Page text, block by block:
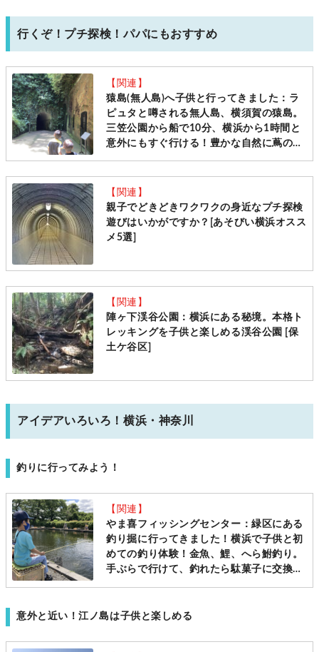
行くぞ！プチ探検！パパにもおすすめ
【関連】
猿島(無人島)へ子供と行ってきました：ラ
ピュタと噂される無人島、横須賀の猿島。
三笠公園から船で10分、横浜から1時間と
意外にもすぐ行ける！豊かな自然に蔦のか
【関連】
親子でどきどきワクワクの身近なプチ探検
遊びはいかがですか？[あそびい横浜オスス
メ5選]
【関連】
陣ヶ下渓谷公園：横浜にある秘境。本格ト
レッキングを子供と楽しめる渓谷公園 [保
土ケ谷区]
アイデアいろいろ！横浜・神奈川
釣りに行ってみよう！
【関連】
やま喜フィッシングセンター：緑区にある
釣り掘に行ってきました！横浜で子供と初
めての釣り体験！金魚、鯉、へら鮒釣り。
手ぶらで行けて、釣れたら駄菓子に交換
す！[横浜市緑区 ママレポ]
意外と近い！江ノ島は子供と楽しめる